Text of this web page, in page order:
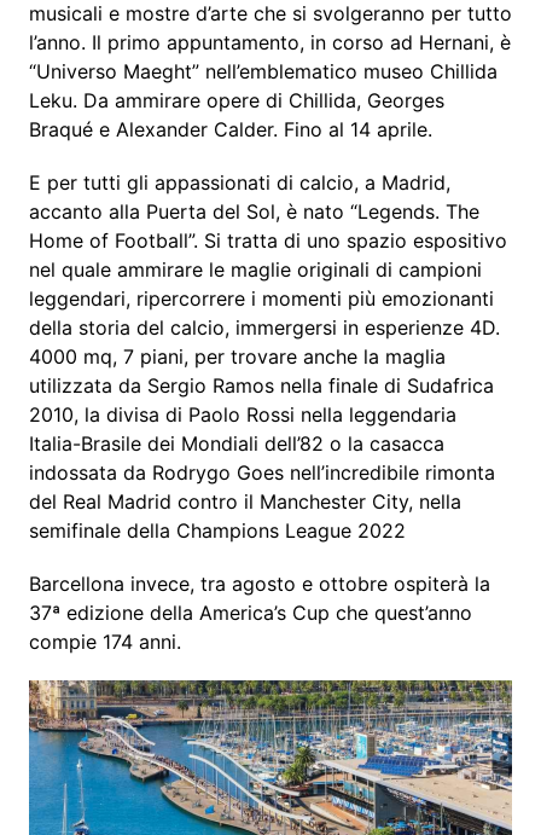
musicali e mostre d’arte che si svolgeranno per tutto
l’anno. Il primo appuntamento, in corso ad Hernani, è
“Universo Maeght” nell’emblematico museo Chillida
Leku. Da ammirare opere di Chillida, Georges
Braqué e Alexander Calder. Fino al 14 aprile.
E per tutti gli appassionati di calcio, a Madrid,
accanto alla Puerta del Sol, è nato “Legends. The
Home of Football”. Si tratta di uno spazio espositivo
nel quale ammirare le maglie originali di campioni
leggendari, ripercorrere i momenti più emozionanti
della storia del calcio, immergersi in esperienze 4D.
4000 mq, 7 piani, per trovare anche la maglia
utilizzata da Sergio Ramos nella finale di Sudafrica
2010, la divisa di Paolo Rossi nella leggendaria
Italia-Brasile dei Mondiali dell’82 o la casacca
indossata da Rodrygo Goes nell’incredibile rimonta
del Real Madrid contro il Manchester City, nella
semifinale della Champions League 2022
Barcellona invece, tra agosto e ottobre ospiterà la
37ª edizione della America’s Cup che quest’anno
compie 174 anni.